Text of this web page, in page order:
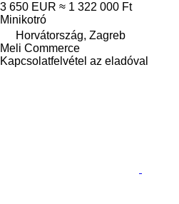
3 650 EUR ≈ 1 322 000 Ft
Minikotró
Horvátország, Zagreb
Meli Commerce
Kapcsolatfelvétel az eladóval